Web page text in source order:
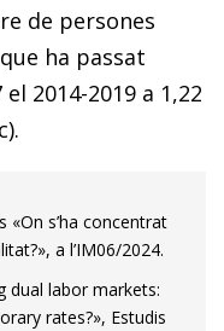
de persones
ha passat
2014-2019 a 1,22
«On s’ha concentrat
a l’IM06/2024.
dual labor markets:
rates?», Estudis